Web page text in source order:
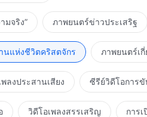
มจริง” ภาพยนตร์ข่าวประเสริฐ
นแห่งชีวิตคริสตจักร ภาพยนตร์เ
ลงประสานเสียง ซีรีย์วิดีโอการขั
วิดีโอเพลงสรรเสริญ การเ